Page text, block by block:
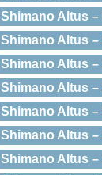
Shimano Altus
Shimano Altus –
Shimano Altus –
Shimano Altus –
Shimano Altus –
Shimano Altus –
Shimano Altus